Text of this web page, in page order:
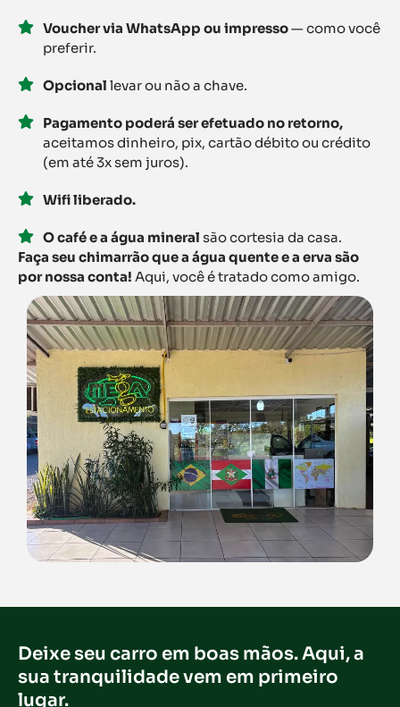
Voucher via WhatsApp ou impresso— como você
preferir.
Opcional levar ou não a chave.
Pagamento poderá ser efetuado no retorno,
aceitamos dinheiro, pix, cartão débito ou crédito
(em até 3x sem juros).
Wifi liberado.
O café e a água mineral são cortesia da casa.
Faça seu chimarrão que a água quente e a erva são
por nossa conta! Aqui, você é tratado como amigo.
Deixe seu carro em boas mãos. Aqui, a
sua tranquilidade vem em primeiro
lugar.